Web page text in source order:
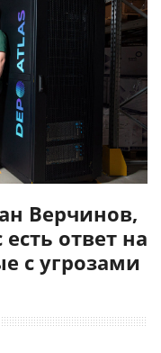
Верчинов,
ответ на
с угрозами